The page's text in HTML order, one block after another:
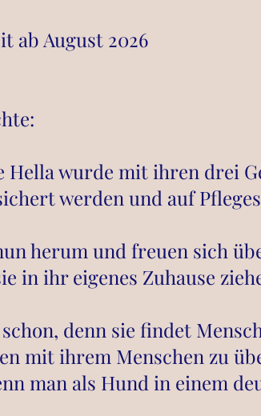
ab August 2026
Hella wurde mit ihren drei
werden und auf
herum und freuen sich
in ihr eigenes Zuhause
denn sie findet
mit ihrem Menschen zu
man als Hund in einem